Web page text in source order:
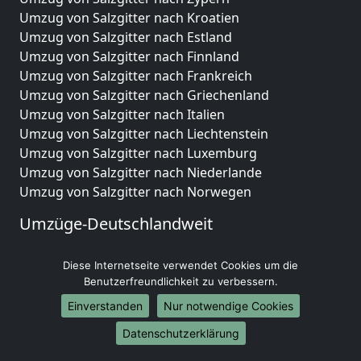
Umzug von Salzgitter nach Kroatien
Umzug von Salzgitter nach Estland
Umzug von Salzgitter nach Finnland
Umzug von Salzgitter nach Frankreich
Umzug von Salzgitter nach Griechenland
Umzug von Salzgitter nach Italien
Umzug von Salzgitter nach Liechtenstein
Umzug von Salzgitter nach Luxemburg
Umzug von Salzgitter nach Niederlande
Umzug von Salzgitter nach Norwegen
Umzüge-Deutschlandweit
Umzug von Salzgitter nach Hamburg
Umzug von Salzgitter nach München
Umzug von Salzgitter nach Köln
Umzug von Salzgitter nach Frankfurt am Main
Umzug von Salzgitter nach Stuttgart
Diese Internetseite verwendet Cookies um die
Benutzerfreundlichkeit zu verbessern.
Einverstanden
Nur notwendige Cookies
Datenschutzerklärung